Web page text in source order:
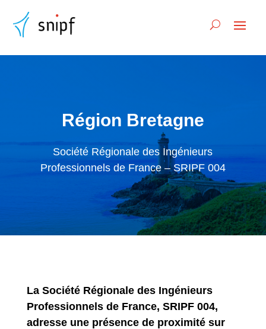
Région Bretagne
Société Régionale des Ingénieurs
Professionnels de France – SRIPF 004
La Société Régionale des Ingénieurs
Professionnels de France, SRIPF 004,
adresse une présence de proximité sur